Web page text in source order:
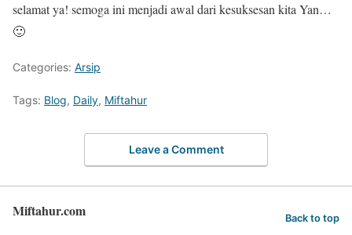
selamat ya! semoga ini menjadi awal dari kesuksesan kita Yan…
🙂
Categories: Arsip
Tags: Blog, Daily, Miftahur
Leave a Comment
Miftahur.com Back to top